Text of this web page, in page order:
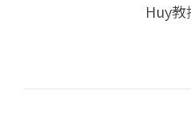
Huy教